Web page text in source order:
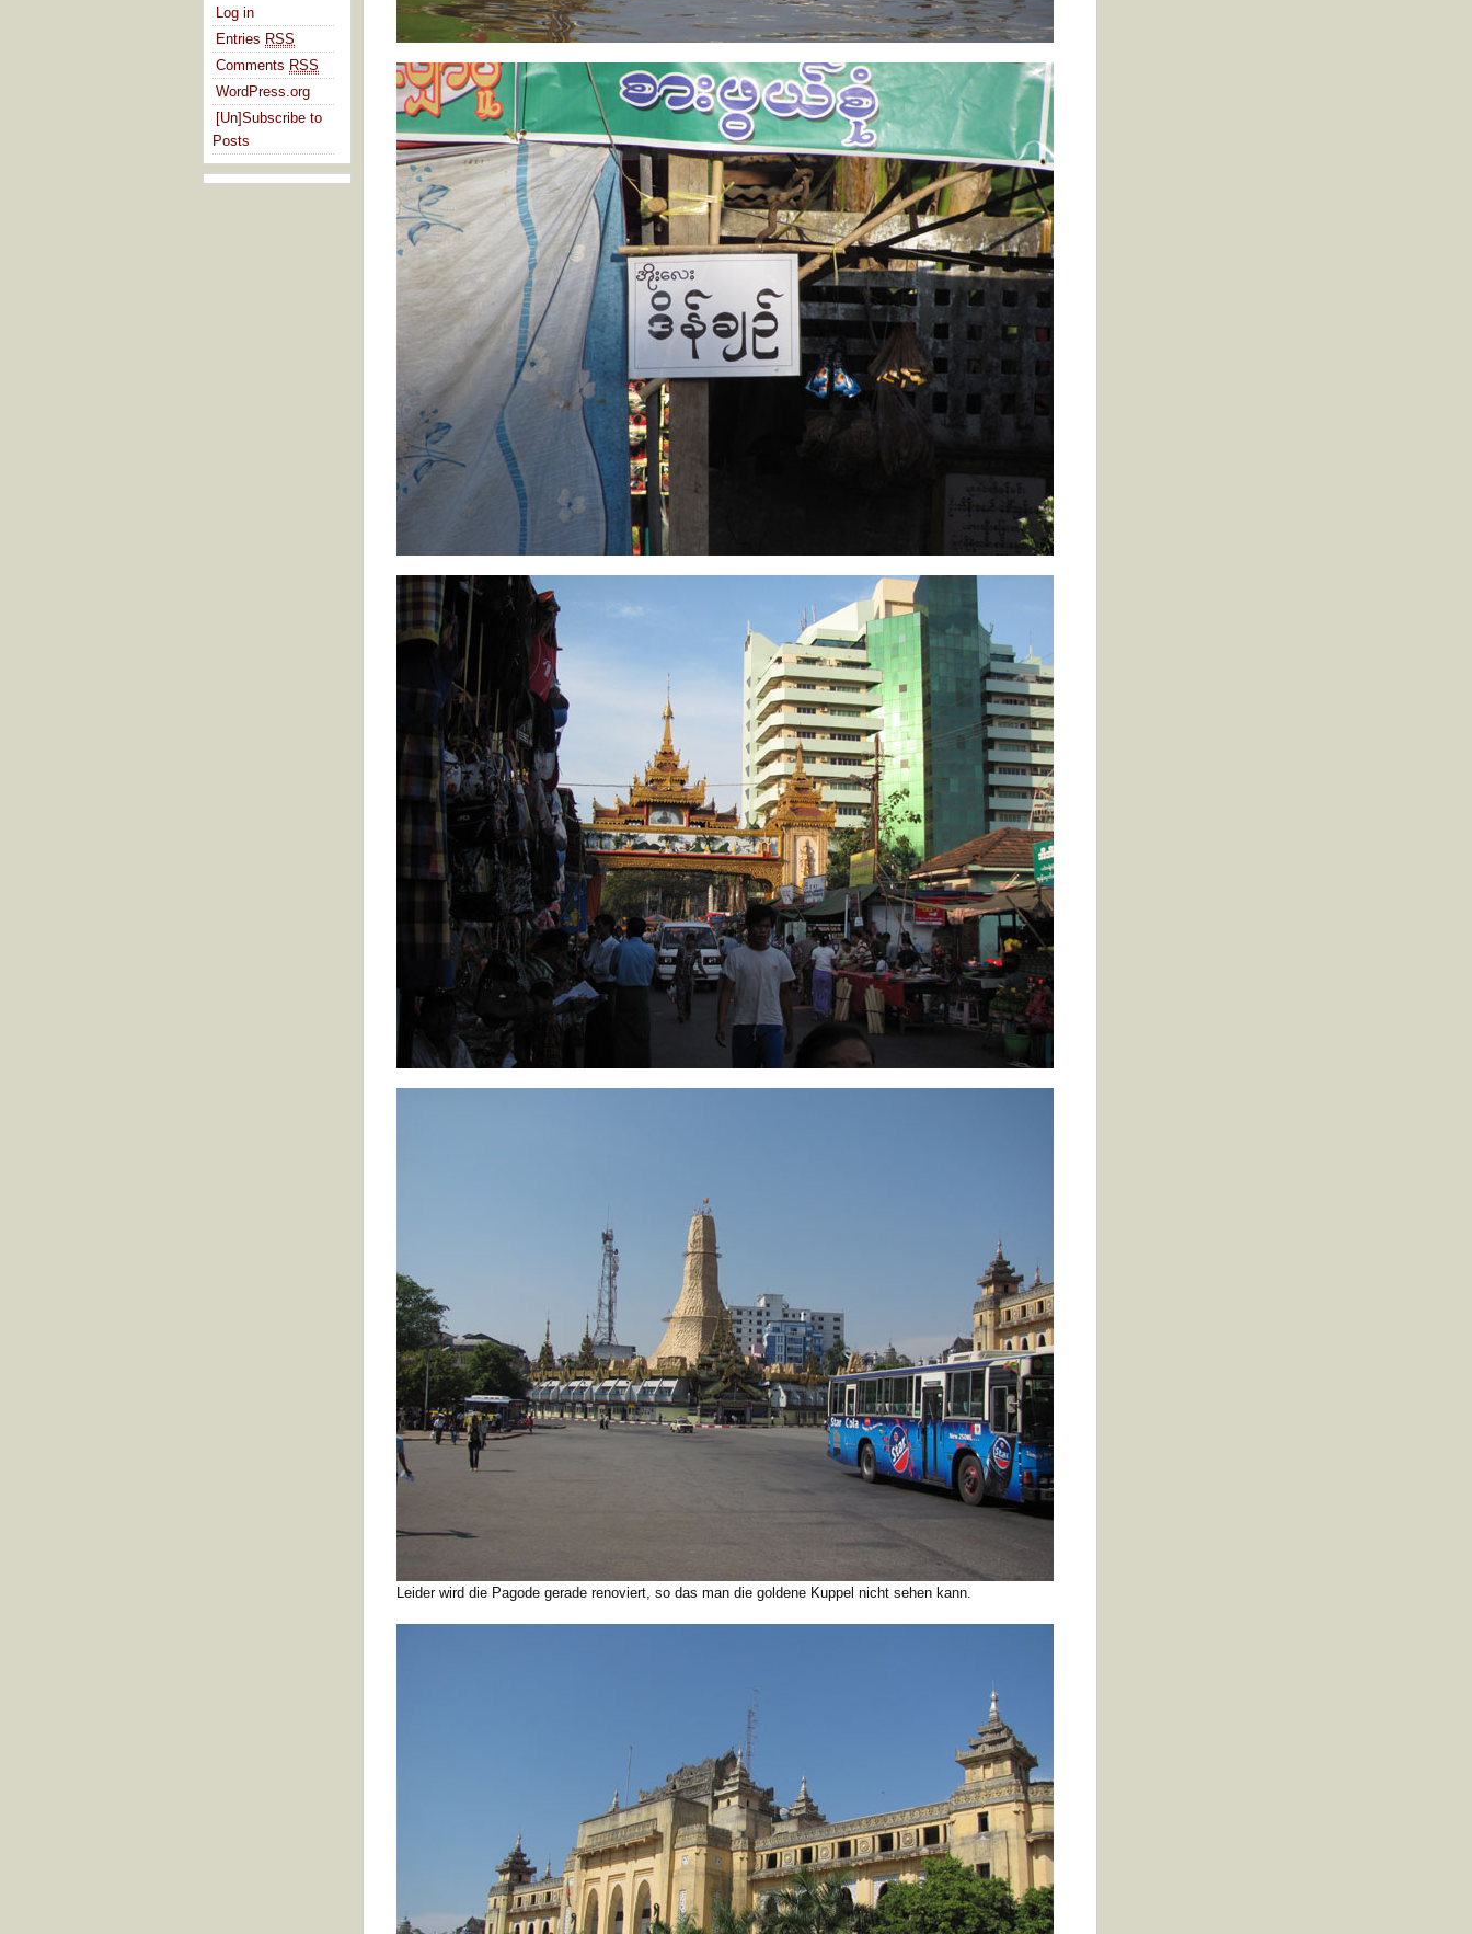
Leider wird die Pagode gerade renoviert, so das man die goldene Kuppel nicht sehen kann.
Log in
Entries RSS
Comments RSS
WordPress.org
[Un]Subscribe to
Posts